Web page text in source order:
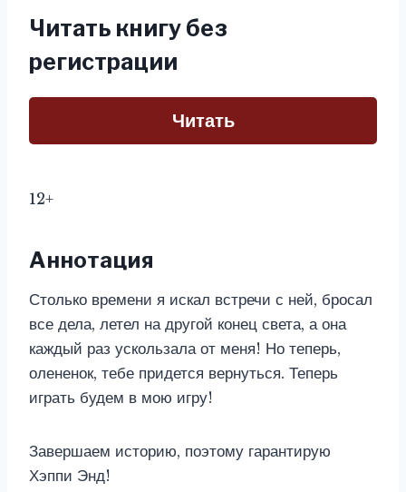
Читать книгу без
регистрации
Читать
12+
Аннотация
Столько времени я искал встречи с ней, бросал
все дела, летел на другой конец света, а она
каждый раз ускользала от меня! Но теперь,
олененок, тебе придется вернуться. Теперь
играть будем в мою игру!
Завершаем историю, поэтому гарантирую
Хэппи Энд!